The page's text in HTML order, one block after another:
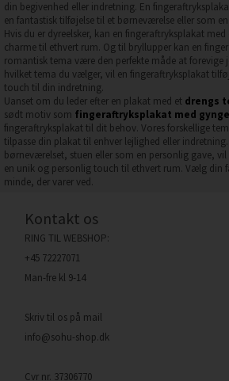
din begivenhed eller indretning. En
en fantastisk tilføjelse til et børneværelse eller som
Hvis du er dyreelsker, kan en fingeraftryksplakat
charme til ethvert rum. Og til bryllupper kan en
romantisk tema være den perfekte måde at forevige
hvilket tema du vælger, vil en fingeraftryksplakat
touch til din indretning.
Uanset om du leder efter en plakat med et drengs
sødt motiv som fingeraftryksplakat med gynge
fingeraftryksplakat til dit behov. Vores forskellige
tilpasse din plakat til enhver lejlighed eller
børneværelset, stuen eller som en personlig gave,
en unik og personlig touch til ethvert rum. Vælg din
minde, der varer ved.
Kontakt os
RING TIL WEBSHOP:
+45 72227071
Man-fre kl 9-14
Skriv til os på mail
info@sohu-shop.dk
Cvr nr. 37306770